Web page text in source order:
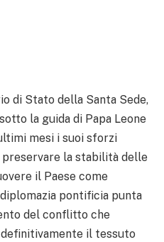
di Stato della Santa Sede,
la guida di Papa Leone
mesi i suoi sforzi
la stabilità delle
il Paese come
pontificia punta
del conflitto che
il tessuto